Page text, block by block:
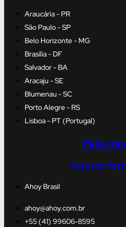
Araucária - PR
São Paulo - SP
Belo Horizonte - MG
Brasília - DF
Salvador - BA
Aracaju - SE
Blumenau - SC
Porto Alegre - RS
Lisboa - PT (Portugal)
Fale
Seja um
Ahoy Brasil
ahoy@ahoy.com.br
+55 (41) 99606-8595